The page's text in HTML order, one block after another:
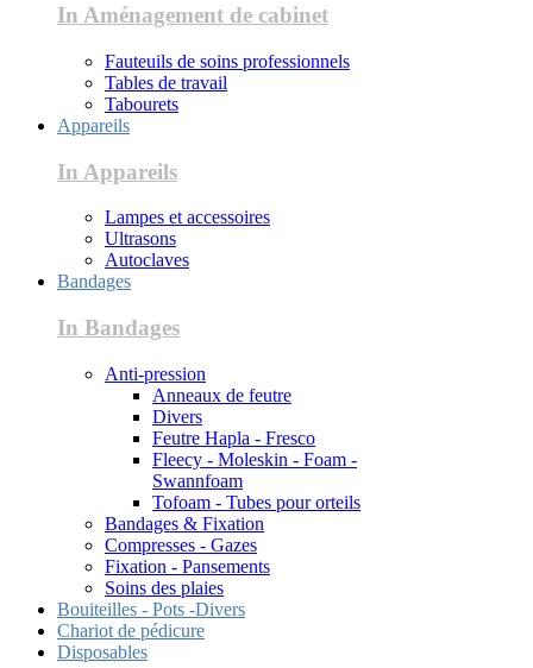
In Aménagement de cabinet
Fauteuils de soins professionnels
Tables de travail
Tabourets
Appareils
In Appareils
Lampes et accessoires
Ultrasons
Autoclaves
Bandages
In Bandages
Anti-pression
Anneaux de feutre
Divers
Feutre Hapla - Fresco
Fleecy - Moleskin - Foam -
Swannfoam
Tofoam - Tubes pour orteils
Bandages & Fixation
Compresses - Gazes
Fixation - Pansements
Soins des plaies
Bouiteilles - Pots -Divers
Chariot de pédicure
Disposables